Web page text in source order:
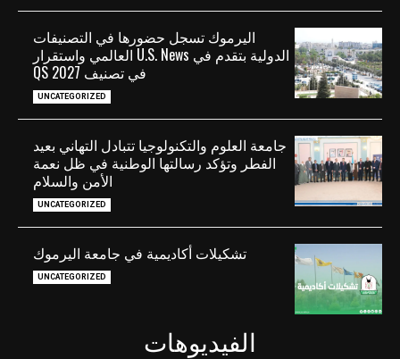
اليرموك تسجل حضورها في التصنيفات
الدولية بتقدم في U.S. News العالمي واستقرار
في تصنيف QS 2027
UNCATEGORIZED
جامعة العلوم والتكنولوجيا تتبادل التهاني بعيد
الفطر وتؤكد رسالتها الوطنية في ظل نعمة
الأمن والسلام
UNCATEGORIZED
تشكيلات أكاديمية في جامعة اليرموك
UNCATEGORIZED
الفيديوهات